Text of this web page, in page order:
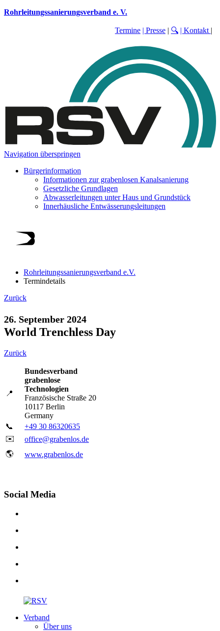
Rohrleitungssanierungsverband e. V.
Termine | Presse | 🔍 | Kontakt |
Navigation überspringen
Bürgerinformation
Informationen zur grabenlosen Kanalsanierung
Gesetzliche Grundlagen
Abwasserleitungen unter Haus und Grundstück
Innerhäusliche Entwässerungsleitungen
Rohrleitungssanierungsverband e.V.
Termindetails
Zurück
26. September 2024
World Trenchless Day
Zurück
📍
Bundesverband
grabenlose
Technologien
Französische Straße 20
10117 Berlin
Germany
📞
+49 30 86320635
✉️
office@grabenlos.de
🌎
www.grabenlos.de
Social Media
Verband
Über uns